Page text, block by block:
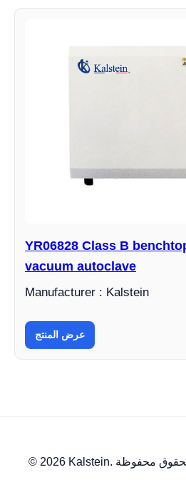
YR06828 Class B
vacuum autoclave
Manufacturer : Kalstein
عرض المنتج